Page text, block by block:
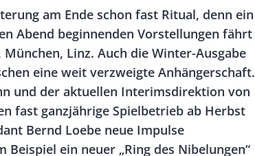
Rectangle
Right
am Ende schon fast Ritual, denn ein
Abend beginnenden Vorstellungen fährt
Linz. Auch die Winter-Ausgabe
eine weit verzweigte Anhängerschaft.
und der aktuellen Interimsdirektion von
fast ganzjährige Spielbetrieb ab Herbst
Bernd Loebe neue Impulse
ein neuer „Ring des Nibelungen“